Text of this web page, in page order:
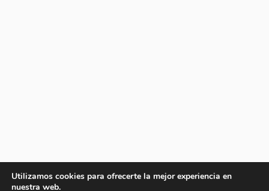
Utilizamos cookies para ofrecerte la mejor experiencia en
nuestra web.